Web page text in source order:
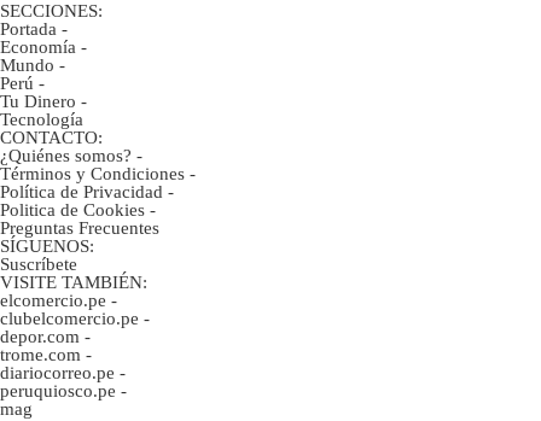
SECCIONES:
Portada -
Economía -
Mundo -
Perú -
Tu Dinero -
Tecnología
CONTACTO:
¿Quiénes somos? -
Términos y Condiciones -
Política de Privacidad -
Politica de Cookies -
Preguntas Frecuentes
SÍGUENOS:
Suscríbete
VISITE TAMBIÉN:
elcomercio.pe -
clubelcomercio.pe -
depor.com -
trome.com -
diariocorreo.pe -
peruquiosco.pe -
mag